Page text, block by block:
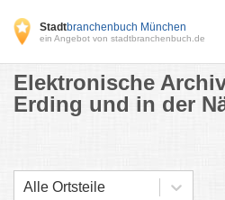
Stadtbranchenbuch München
ein Angebot von stadtbranchenbuch.de
Elektronische
Erding und in der
Alle Ortsteile